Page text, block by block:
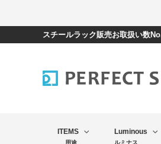
スチールラック販売お取扱い数
ITEMS
用途
Luminous
ルミナス